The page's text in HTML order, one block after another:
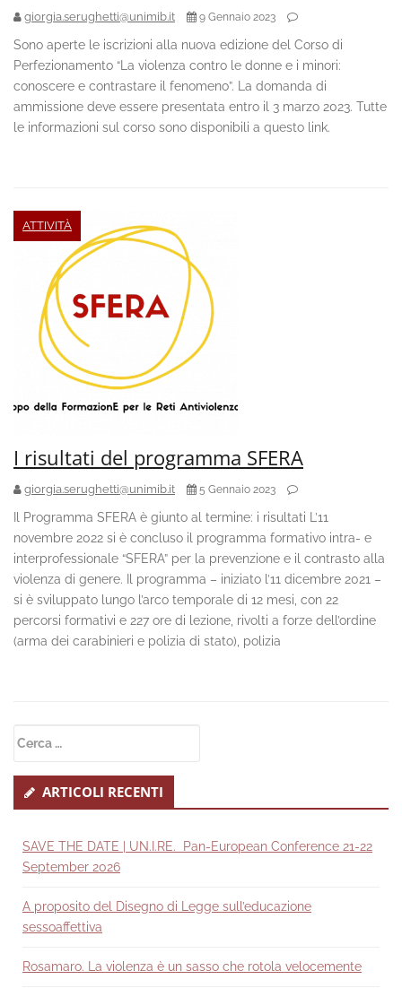
giorgia.serughetti@unimib.it 9 Gennaio 2023
Sono aperte le iscrizioni alla nuova edizione del Corso di
Perfezionamento “La violenza contro le donne e i minori:
conoscere e contrastare il fenomeno”. La domanda di
ammissione deve essere presentata entro il 3 marzo 2023. Tutte
le informazioni sul corso sono disponibili a questo link.
ATTIVITÀ
I risultati del programma SFERA
giorgia.serughetti@unimib.it 5 Gennaio 2023
Il Programma SFERA è giunto al termine: i risultati L’11
novembre 2022 si è concluso il programma formativo intra- e
interprofessionale “SFERA” per la prevenzione e il contrasto alla
violenza di genere. Il programma – iniziato l’11 dicembre 2021 –
si è sviluppato lungo l’arco temporale di 12 mesi, con 22
percorsi formativi e 227 ore di lezione, rivolti a forze dell’ordine
(arma dei carabinieri e polizia di stato), polizia
Sidebar
ARTICOLI RECENTI
SAVE THE DATE | UN.I.RE. Pan-European Conference 21-22
September 2026
A proposito del Disegno di Legge sull’educazione
sessoaffettiva
Rosamaro. La violenza è un sasso che rotola velocemente